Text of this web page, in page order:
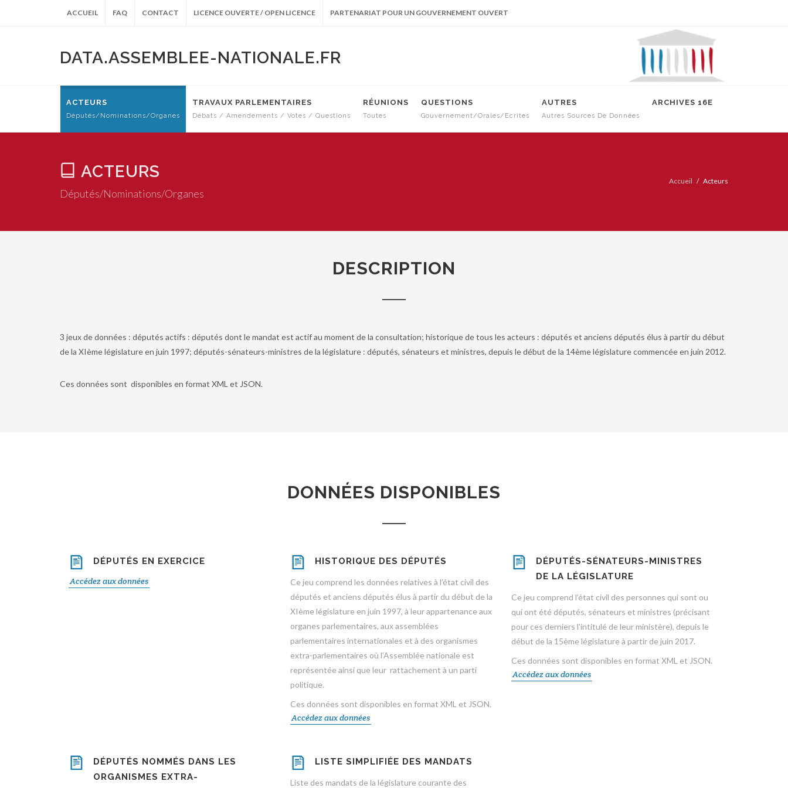
ACCUEIL FAQ CONTACT LICENCE OUVERTE / OPEN LICENCE PARTENARIAT POUR UN GOUVERNEMENT OUVERT
DATA.ASSEMBLEE-NATIONALE.FR
ACTEURS
Députés/Nominations/Organes
TRAVAUX PARLEMENTAIRES
Débats / Amendements / Votes / Questions
RÉUNIONS
Toutes
QUESTIONS
Gouvernement/Orales/Ecrites
AUTRES
Autres Sources De Données
ARCHIVES 16E
ACTEURS
Députés/Nominations/Organes
Accueil Acteurs
DESCRIPTION
3 jeux de données : députés actifs : députés dont le mandat est actif au moment de la consultation; historique de tous les acteurs : députés et anciens députés élus à partir du début
de la XIème législature en juin 1997; députés-sénateurs-ministres de la législature : députés, sénateurs et ministres, depuis le début de la 14ème législature commencée en juin 2012.
Ces données sont disponibles en format XML et JSON.
DONNÉES DISPONIBLES
DÉPUTÉS EN EXERCICE
Accédez aux données
HISTORIQUE DES DÉPUTÉS
Ce jeu comprend les données relatives à l’état civil des
députés et anciens députés élus à partir du début de la
XIème législature en juin 1997, à leur appartenance aux
organes parlementaires, aux assemblées
parlementaires internationales et à des organismes
extra-parlementaires où l’Assemblée nationale est
représentée ainsi que leur rattachement à un parti
politique.
Ces données sont disponibles en format XML et JSON.
Accédez aux données
DÉPUTÉS-SÉNATEURS-MINISTRES
DE LA LÉGISLATURE
Ce jeu comprend l’état civil des personnes qui sont ou
qui ont été députés, sénateurs et ministres (précisant
pour ces derniers l'intitulé de leur ministère), depuis le
début de la 15ème législature à partir de juin 2017.
Ces données sont disponibles en format XML et JSON.
Accédez aux données
DÉPUTÉS NOMMÉS DANS LES
ORGANISMES EXTRA-
LISTE SIMPLIFIÉE DES MANDATS
Liste des mandats de la législature courante des